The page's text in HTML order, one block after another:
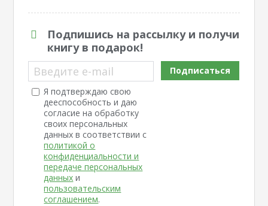
Подпишись на рассылку и получи
книгу в подарок!
Введите e-mail
Я подтверждаю свою
дееспособность и даю
согласие на обработку
своих персональных
данных в соответствии с
политикой о
конфиденциальности и
передаче персональных
данных и
пользовательским
соглашением.
Подписаться